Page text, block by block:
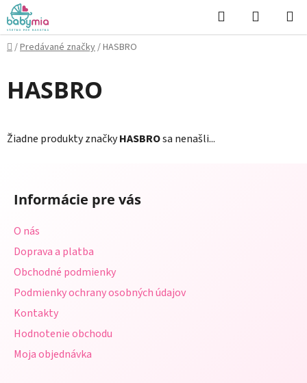
Prejsť
na
obsah
Hľadať
KOŠÍK
Domov
/Predávané značky/HASBRO
HASBRO
Žiadne produkty značkyHASBROsa nenašli...
Informácie pre vás
O nás
Doprava a platba
Obchodné podmienky
Podmienky ochrany osobných údajov
Kontakty
Hodnotenie obchodu
Moja objednávka